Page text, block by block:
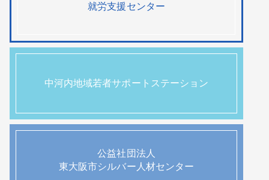
就労支援センター
中河内地域若者サポートステーション
公益社団法人
東大阪市シルバー人材センター